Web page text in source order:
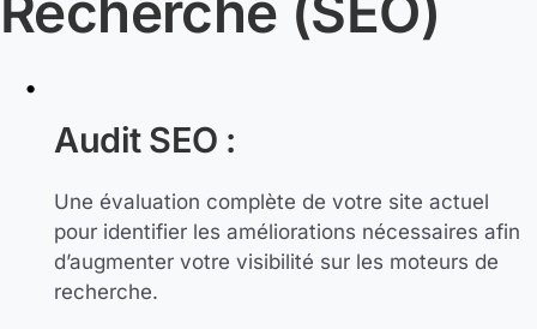
Audit SEO :
Une évaluation complète de votre site actuel
pour identifier les améliorations nécessaires afin
d’augmenter votre visibilité sur les moteurs de
recherche.